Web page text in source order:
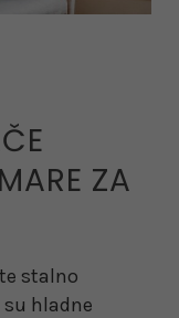
ZA
stalno
hladne